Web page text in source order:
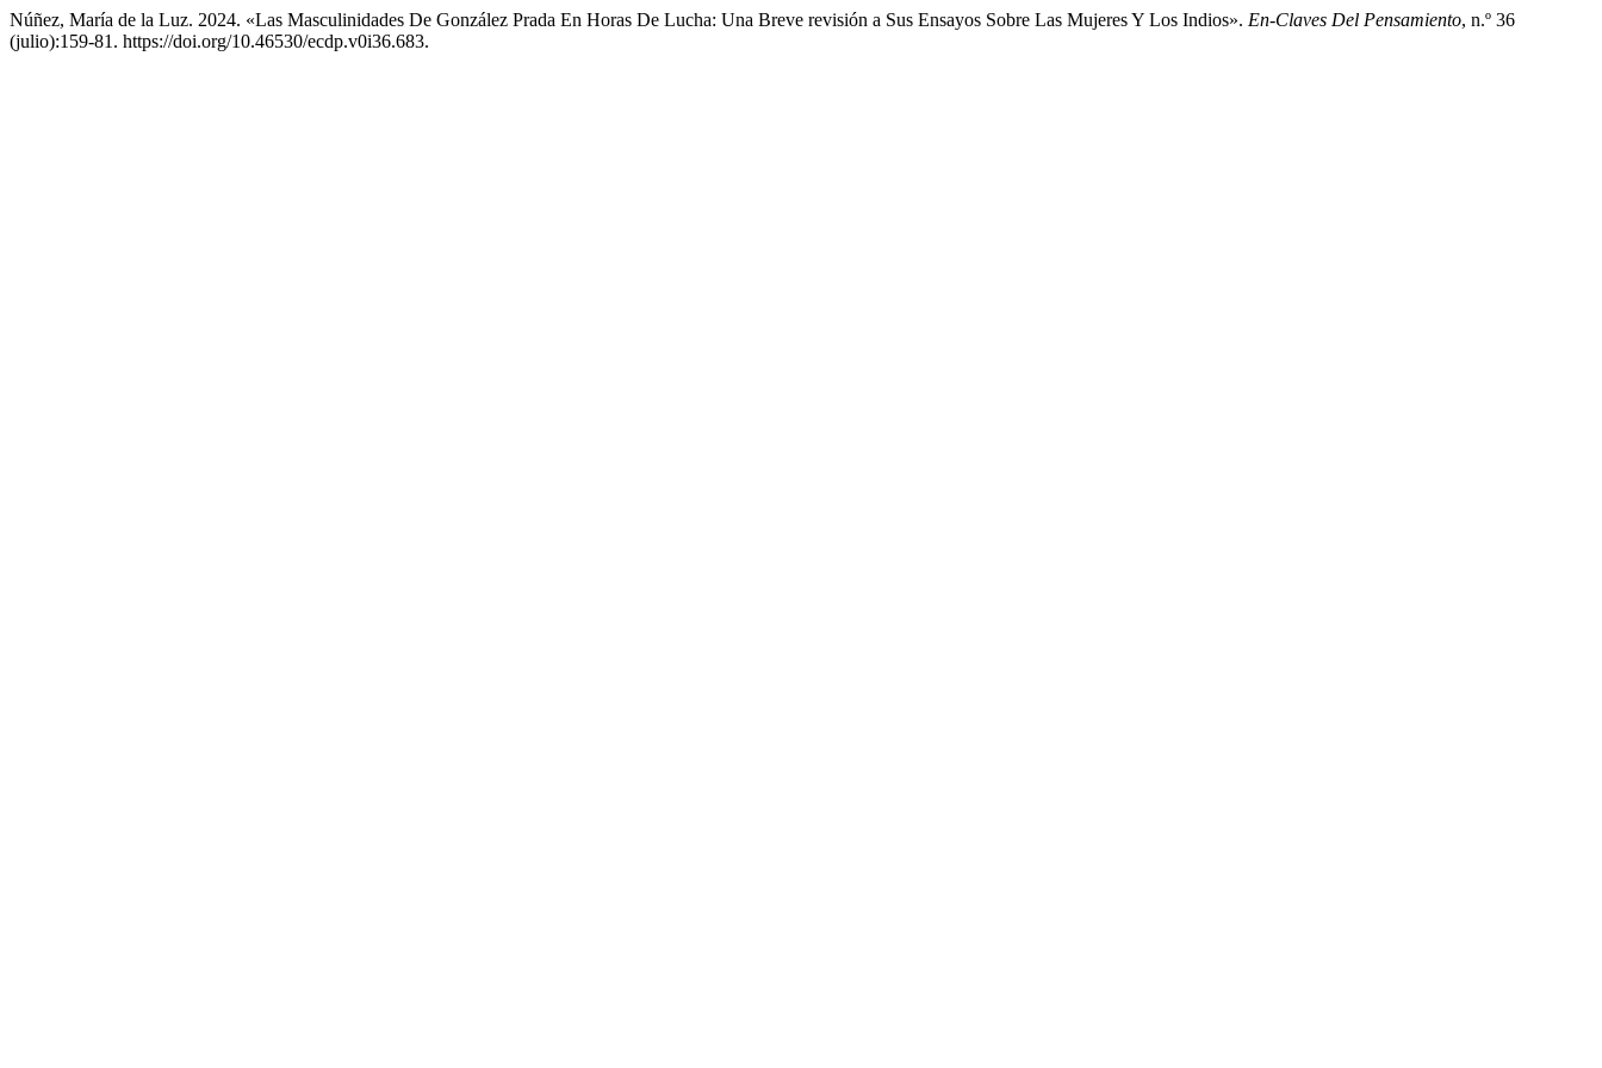
Núñez, María de la Luz. 2024. «Las Masculinidades De González Prada En Horas De Lucha: Una Breve revisión a Sus Ensayos Sobre Las Mujeres Y Los Indios». En-Claves Del Pensamiento, n.º 36
(julio):159-81. https://doi.org/10.46530/ecdp.v0i36.683.